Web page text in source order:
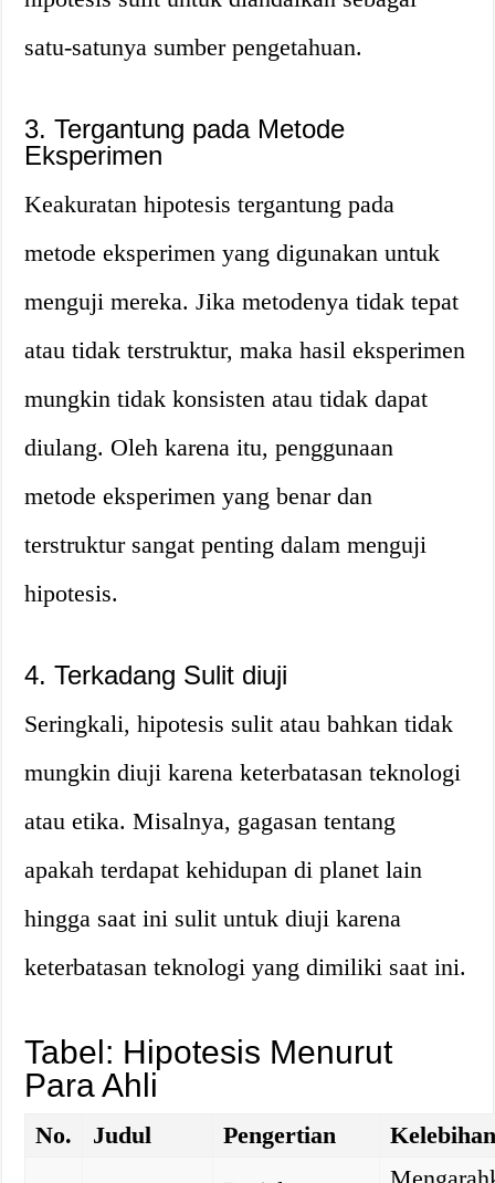
satu-satunya sumber pengetahuan.
3. Tergantung pada Metode
Eksperimen
Keakuratan hipotesis tergantung pada
metode eksperimen yang digunakan untuk
menguji mereka. Jika metodenya tidak tepat
atau tidak terstruktur, maka hasil eksperimen
mungkin tidak konsisten atau tidak dapat
diulang. Oleh karena itu, penggunaan
metode eksperimen yang benar dan
terstruktur sangat penting dalam menguji
hipotesis.
4. Terkadang Sulit diuji
Seringkali, hipotesis sulit atau bahkan tidak
mungkin diuji karena keterbatasan teknologi
atau etika. Misalnya, gagasan tentang
apakah terdapat kehidupan di planet lain
hingga saat ini sulit untuk diuji karena
keterbatasan teknologi yang dimiliki saat ini.
Tabel: Hipotesis Menurut
Para Ahli
No. Judul Pengertian